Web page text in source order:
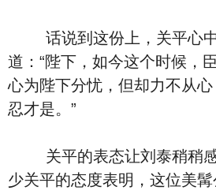
话说到这份上，关平心中
道：“陛下，如今这个时候，
心为陛下分忧，但却力不从
忍才是。”
关平的表态让刘泰稍稍感
少关平的态度表明，这位美